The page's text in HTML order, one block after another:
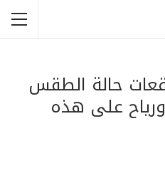
حالة الطقس
على هذه